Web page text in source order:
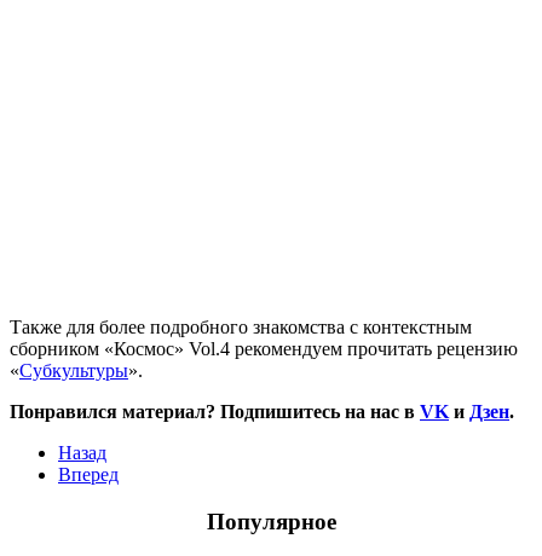
Также для более подробного знакомства с контекстным
сборником «Космос» Vol.4 рекомендуем прочитать рецензию
«Субкультуры».
Понравился материал? Подпишитесь на нас в VK и Дзен.
Назад
Вперед
Популярное